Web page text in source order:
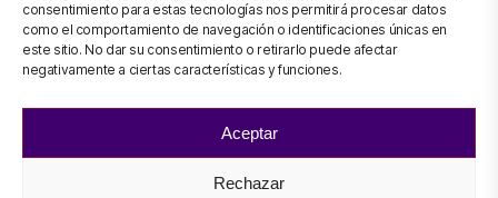
consentimiento para estas tecnologías nos permitirá procesar datos
como el comportamiento de navegación o identificaciones únicas en
este sitio. No dar su consentimiento o retirarlo puede afectar
negativamente a ciertas características y funciones.
Aceptar
Rechazar
CONTÁCTANOS
info@scienhub.org